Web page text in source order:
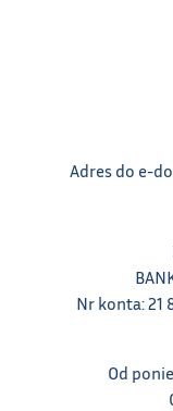
Adres do e-
Nr konta: 21
Od